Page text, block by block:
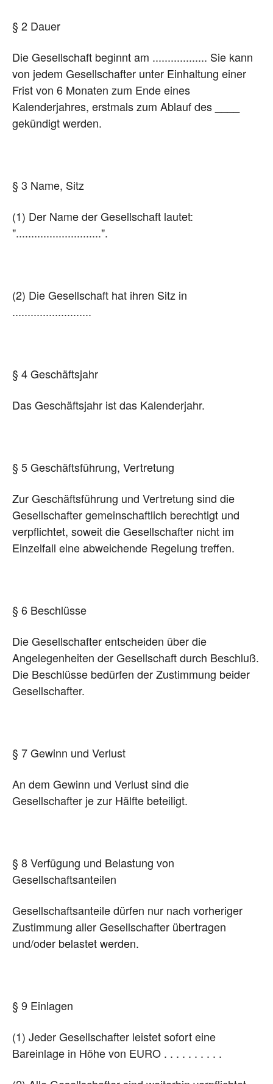
§ 2 Dauer
Die Gesellschaft beginnt am .................. Sie kann
von jedem Gesellschafter unter Einhaltung einer
Frist von 6 Monaten zum Ende eines
Kalenderjahres, erstmals zum Ablauf des ____
gekündigt werden.
§ 3 Name, Sitz
(1) Der Name der Gesellschaft lautet:
"............................".
(2) Die Gesellschaft hat ihren Sitz in
..........................
§ 4 Geschäftsjahr
Das Geschäftsjahr ist das Kalenderjahr.
§ 5 Geschäftsführung, Vertretung
Zur Geschäftsführung und Vertretung sind die
Gesellschafter gemeinschaftlich berechtigt und
verpflichtet, soweit die Gesellschafter nicht im
Einzelfall eine abweichende Regelung treffen.
§ 6 Beschlüsse
Die Gesellschafter entscheiden über die
Angelegenheiten der Gesellschaft durch Beschluß.
Die Beschlüsse bedürfen der Zustimmung beider
Gesellschafter.
§ 7 Gewinn und Verlust
An dem Gewinn und Verlust sind die
Gesellschafter je zur Hälfte beteiligt.
§ 8 Verfügung und Belastung von
Gesellschaftsanteilen
Gesellschaftsanteile dürfen nur nach vorheriger
Zustimmung aller Gesellschafter übertragen
und/oder belastet werden.
§ 9 Einlagen
(1) Jeder Gesellschafter leistet sofort eine
Bareinlage in Höhe von EURO . . . . . . . . . .